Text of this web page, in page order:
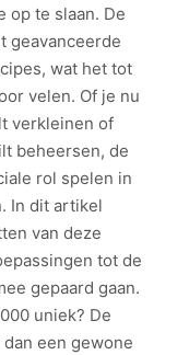
op te slaan. De
geavanceerde
wat het tot
velen. Of je nu
verkleinen of
beheersen, de
rol spelen in
In dit artikel
van deze
tot de
gepaard gaan.
uniek? De
een gewone